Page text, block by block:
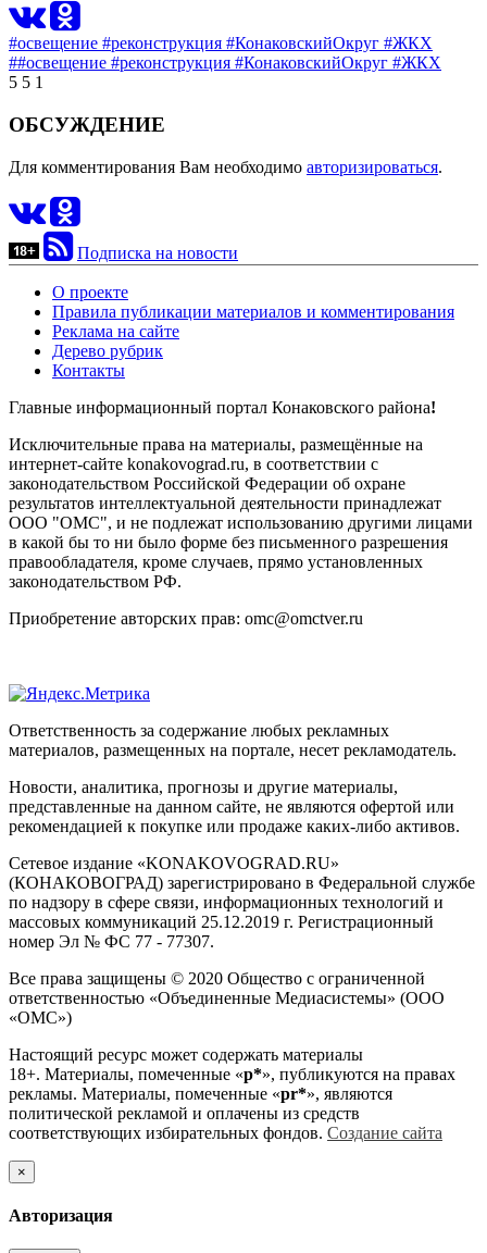
#освещение #реконструкция #КонаковскийОкруг #ЖКХ
##освещение #реконструкция #КонаковскийОкруг #ЖКХ
5 5 1
ОБСУЖДЕНИЕ
Для комментирования Вам необходимо авторизироваться.
Подписка на новости
О проекте
Правила публикации материалов и комментирования
Реклама на сайте
Дерево рубрик
Контакты
Главные информационный портал Конаковского района!
Исключительные права на материалы, размещённые на
интернет-сайте konakovograd.ru, в соответствии с
законодательством Российской Федерации об охране
результатов интеллектуальной деятельности принадлежат
ООО "ОМС", и не подлежат использованию другими лицами
в какой бы то ни было форме без письменного разрешения
правообладателя, кроме случаев, прямо установленных
законодательством РФ.
Приобретение авторских прав: omc@omctver.ru
Ответственность за содержание любых рекламных
материалов, размещенных на портале, несет рекламодатель.
Новости, аналитика, прогнозы и другие материалы,
представленные на данном сайте, не являются офертой или
рекомендацией к покупке или продаже каких-либо активов.
Сетевое издание «KONAKOVOGRAD.RU»
(КОНАКОВОГРАД) зарегистрировано в Федеральной службе
по надзору в сфере связи, информационных технологий и
массовых коммуникаций 25.12.2019 г. Регистрационный
номер Эл № ФС 77 - 77307.
Все права защищены © 2020 Общество с ограниченной
ответственностью «Объединенные Медиасистемы» (ООО
«ОМС»)
Настоящий ресурс может содержать материалы
18+. Материалы, помеченные «р*», публикуются на правах
рекламы. Материалы, помеченные «рr*», являются
политической рекламой и оплачены из средств
соответствующих избирательных фондов. Создание сайта
×
Авторизация